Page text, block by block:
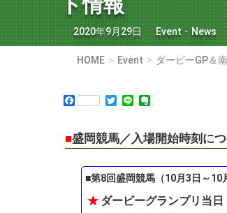
2020年9月29日 Event・News
HOME Event ダービーGP＆
FacebookTwitter
Line
■盛岡競馬／入場開始時刻に
■第8回盛岡競馬（10月3日～10
★ ダービーグランプリ当